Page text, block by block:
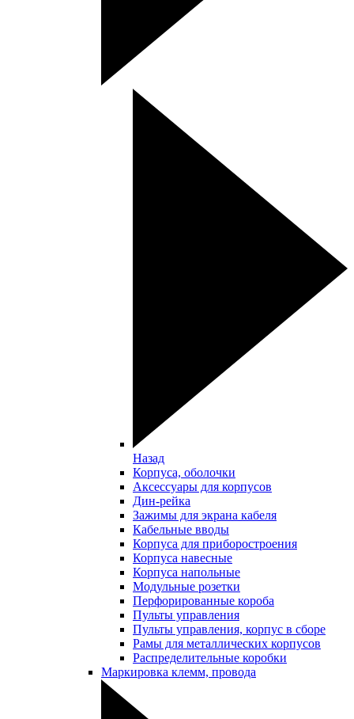
Назад
Корпуса, оболочки
Аксессуары для корпусов
Дин-рейка
Зажимы для экрана кабеля
Кабельные вводы
Корпуса для приборостроения
Корпуса навесные
Корпуса напольные
Модульные розетки
Перфорированные короба
Пульты управления
Пульты управления, корпус в сборе
Рамы для металлических корпусов
Распределительные коробки
Маркировка клемм, провода